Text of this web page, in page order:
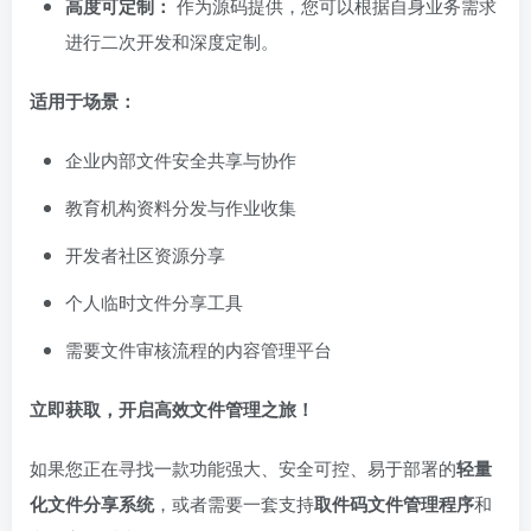
高度可定制：​ 作为源码提供，您可以根据自身业务需求
进行二次开发和深度定制。
适用于场景：​
企业内部文件安全共享与协作
教育机构资料分发与作业收集
开发者社区资源分享
个人临时文件分享工具
需要文件审核流程的内容管理平台
立即获取，开启高效文件管理之旅！​
如果您正在寻找一款功能强大、安全可控、易于部署的轻量
化文件分享系统，或者需要一套支持取件码文件管理程序和